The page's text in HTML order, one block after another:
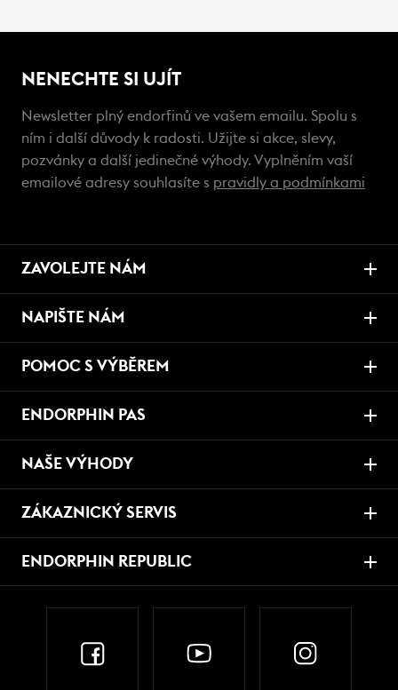
NENECHTE SI UJÍT
Newsletter plný endorfinů ve vašem emailu. Spolu s
ním i další důvody k radosti. Užijte si akce, slevy,
pozvánky a další jedinečné výhody. Vyplněním vaší
emailové adresy souhlasíte s pravidly a podmínkami
ZAVOLEJTE NÁM
NAPIŠTE NÁM
POMOC S VÝBĚREM
ENDORPHIN PAS
NAŠE VÝHODY
ZÁKAZNICKÝ SERVIS
ENDORPHIN REPUBLIC